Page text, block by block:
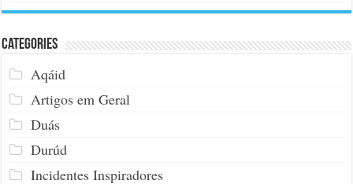
Categories
Aqáid
Artigos em Geral
Duás
Durúd
Incidentes Inspiradores